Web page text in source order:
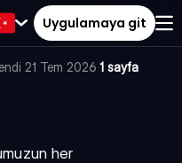
Uygulamaya git
21 Tem 2026·1 sayfa
her